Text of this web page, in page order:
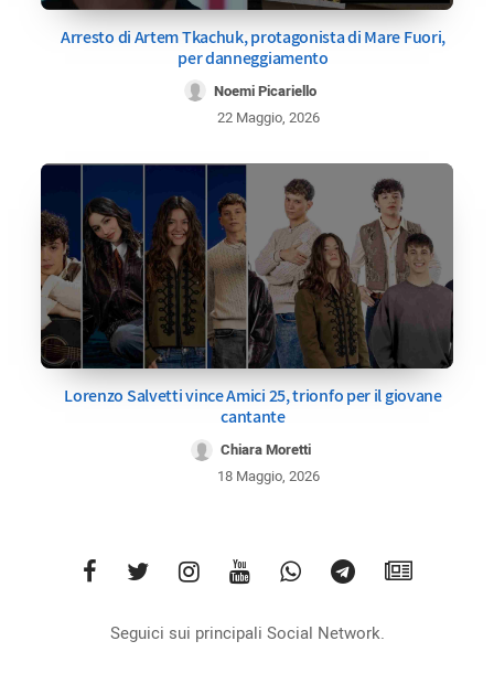
Arresto di Artem Tkachuk, protagonista di Mare Fuori,
per danneggiamento
Noemi Picariello
22 Maggio, 2026
Lorenzo Salvetti vince Amici 25, trionfo per il giovane
cantante
Chiara Moretti
18 Maggio, 2026
Seguici sui principali Social Network.